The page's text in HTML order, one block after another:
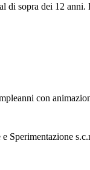
di sopra dei 12 anni.
con
Sperimentazione